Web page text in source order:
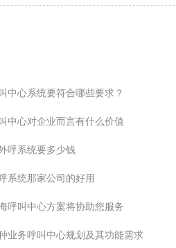
中心系统要符合哪些要求？
中心对企业而言有什么价值
呼系统要多少钱
系统那家公司的好用
呼叫中心方案将协助您服务
业务呼叫中心规划及其功能需求